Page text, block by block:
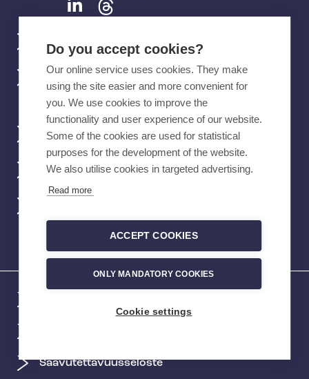
Ota yhteyttä
Verkkokauppa
Töihin Tehyyn
Saavutettavuusseloste
Do you accept cookies?
Our online service uses cookies. They make
using the site easier and more convenient for
you. We use cookies to improve the
functionality and user experience of our website.
Some of the cookies are used for statistical
purposes for the development of the website.
We also utilise cookies in targeted advertising.
Read more
ACCEPT COOKIES
ONLY MANDATORY COOKIES
Cookie settings